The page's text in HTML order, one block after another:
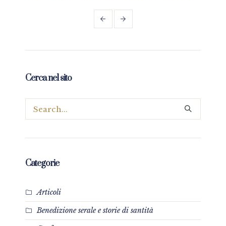
Cerca nel sito
Categorie
Articoli
Benedizione serale e storie di santità